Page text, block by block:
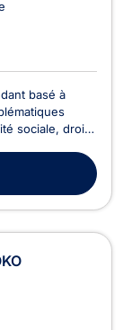
basé à
sociale, droit
à votre